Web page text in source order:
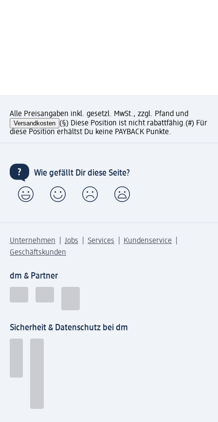
Alle Preisangaben inkl. gesetzl. MwSt., zzgl. Pfand und
Versandkosten (§) Diese Position ist nicht rabattfähig.(#) Für
diese Position erhältst Du keine PAYBACK Punkte.
Wie gefällt Dir diese Seite?
Unternehmen Jobs Services
Kundenservice
Geschäftskunden
dm & Partner
Sicherheit & Datenschutz bei dm